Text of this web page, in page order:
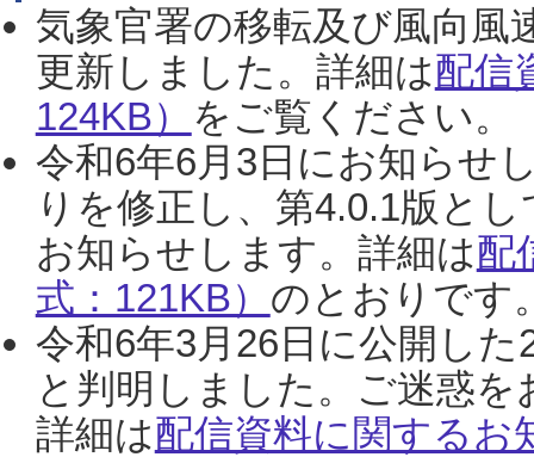
気象官署の移転及び風向風
更新しました。詳細は配信
124KB） をご覧ください。
令和6年6月3日にお知らせ
りを修正し、第4.0.1版と
お知らせします。詳細は配
式：121KB） のとおりです
令和6年3月26日に公開し
と判明しました。ご迷惑
詳細は配信資料に関するお